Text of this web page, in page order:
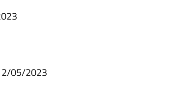
05/2023